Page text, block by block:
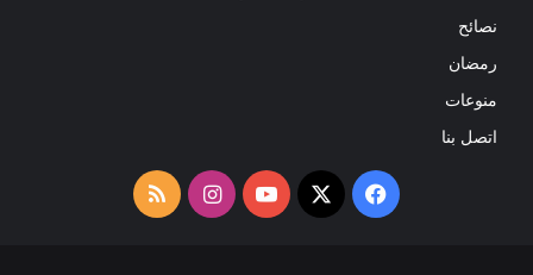
نصائح
رمضان
منوعات
اتصل بنا
فيسبوك
‫X
‫YouTubeانستقرامملخص